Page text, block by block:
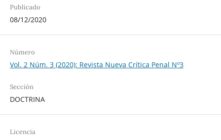
Publicado
08/12/2020
Número
Vol. 2 Núm. 3 (2020): Revista Nueva Crítica Penal Nº3
Sección
DOCTRINA
Licencia